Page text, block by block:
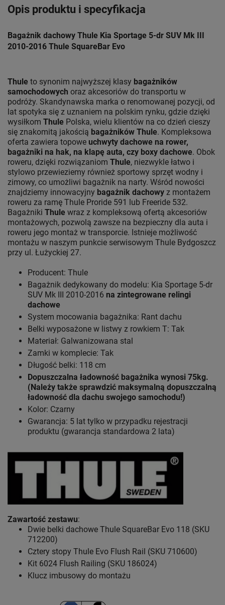
Opis produktu i specyfikacja
Bagażnik dachowy Thule Kia Sportage 5-dr SUV Mk III
2010-2016 Thule SquareBar Evo
Thule to synonim najwyższej klasy bagażników
samochodowych oraz akcesoriów do transportu w
podróży. Skandynawska marka o renomowanej pozycji, od
lat spotyka się z uznaniem na polskim rynku, gdzie dzięki
wysiłkom Thule Polska, wielu klientów na co dzień cieszy
się znakomitą jakością bagażników Thule. Kompleksowa
oferta zawiera topowe uchwyty dachowe na rower,
bagażniki na hak, na klapę auta, czy boxy dachowe. Obok
roweru, dzięki rozwiązaniom Thule, niezwykle łatwo i
stylowo przewieziemy również sportowy sprzęt wodny i
zimowy, co umożliwi bagażnik na narty. Wśród nowości
znajdziemy innowacyjny bagażnik dachowy z montażem
roweru za ramę Thule Proride 591 lub Freeride 532.
Bagażniki Thule wraz z kompleksową ofertą akcesoriów
montażowych, pozwolą zawsze na bezpieczny dla auta i
roweru jego montaż w transporcie. Istnieje możliwość
montażu w naszym punkcie serwisowym Thule Bydgoszcz
przy ul. Łużyckiej 27.
Producent: Thule
Bagażnik dedykowany do modelu: Kia Sportage 5-dr
SUV Mk III 2010-2016 na zintegrowane relingi
dachowe
System mocowania bagażnika: Rant dachu
Belki wyposażone w listwy z rowkiem T: Tak
Materiał: Galwanizowana stal
Zamki w komplecie: Tak
Długość belki: 118 cm
Dopuszczalna ładowność bagażnika wynosi 75kg.
(Należy także sprawdzić maksymalną dopuszczalną
ładowność dla dachu swojego samochodu!)
Kolor: Czarny
Gwarancja: 5 lat tylko w przypadku rejestracji
produktu (gwarancja standardowa 2 lata)
Zawartość zestawu:
Dwie belki dachowe Thule SquareBar Evo 118 (SKU
712200)
Cztery stopy Thule Evo Flush Rail (SKU 710600)
Kit 6024 Flush Railing (SKU 186024)
Klucz imbusowy do montażu